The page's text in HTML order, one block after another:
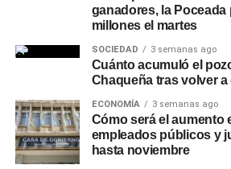
noticias de Charataen
ganadores, la Poceada
millones el martes
SOCIEDAD 3 semanas ago
Cuánto acumuló el
Chaqueña tras volver
ECONOMÍA 3 semanas ago
Cómo será el aumento
empleados públicos y
hasta noviembre